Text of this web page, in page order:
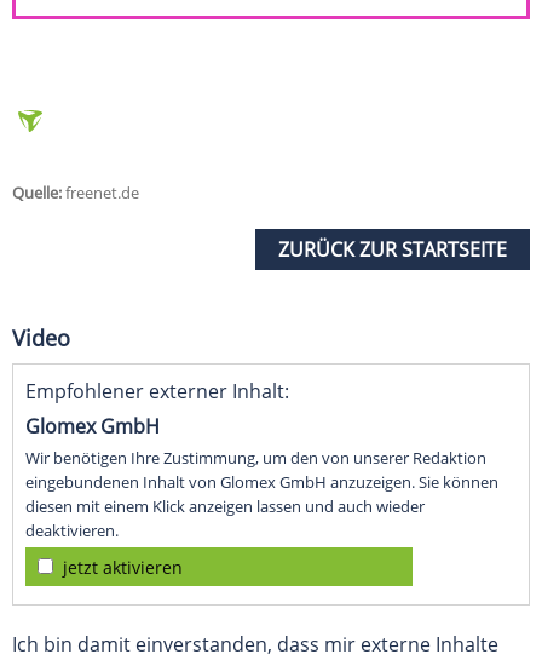
Quelle:freenet.de
ZURÜCK ZUR STARTSEITE
Video
Empfohlener externer Inhalt:
Glomex GmbH
Wir benötigen Ihre Zustimmung, um den von unserer Redaktion
eingebundenen Inhalt von Glomex GmbH anzuzeigen. Sie können
diesen mit einem Klick anzeigen lassen und auch wieder
deaktivieren.
jetzt aktivieren
Ich bin damit einverstanden, dass mir externe Inhalte